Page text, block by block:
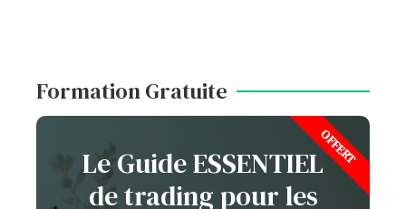
Formation Gratuite
Le Guide ESSENTIEL
de trading pour les
OFFERT